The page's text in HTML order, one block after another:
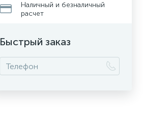
Наличный и безналичный
расчет
Быстрый заказ